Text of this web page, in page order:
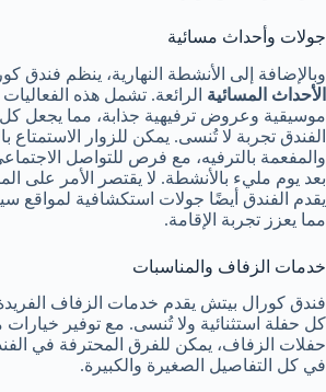
جولات وأحداث مسائية
وبالإضافة إلى الأنشطة النهارية، ينظم فندق
الأحداث المسائية الرائعة. تشمل هذه
موسيقية وعروض ترفيهية جذابة، مما يجعل
الفندق تجربة لا تُنسى. يمكن للزوار الاستمتاع
والمفعمة بالترفيه، مع فرص للتواصل
بعد يوم مليء بالأنشطة. لا يقتصر الأمر على
يقدم الفندق أيضًا جولات استكشافية لمواقع
مما يعزز تجربة الإقامة.
خدمات الزفاف والمناسبات
فندق كورال بيتش يقدم خدمات الزفاف
كل حفلة استثنائية ولا تُنسى. مع توفير خيارات
حفلات الزفاف، يمكن للفرق المحترفة في
في كل التفاصيل الصغيرة والكبيرة.